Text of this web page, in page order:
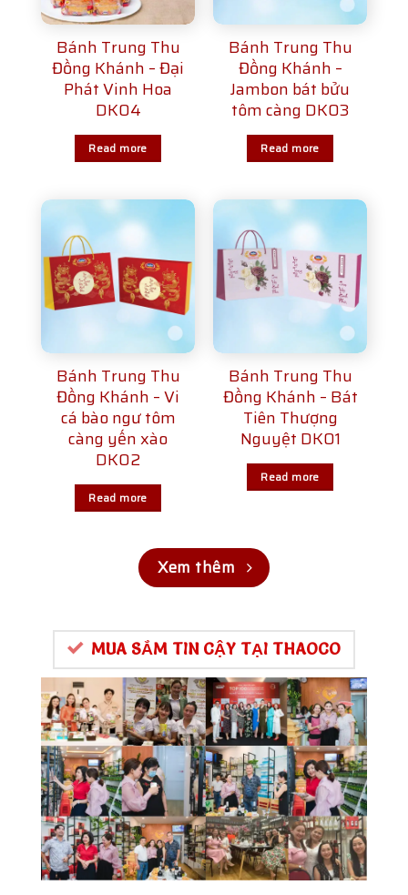
Bánh Trung Thu
Đồng Khánh – Đại
Phát Vinh Hoa
DK04
Read more
Bánh Trung Thu
Đồng Khánh –
Jambon bát bửu
tôm càng DK03
Read more
Bánh Trung Thu
Đồng Khánh – Vi
cá bào ngư tôm
càng yến xào
DK02
Read more
Bánh Trung Thu
Đồng Khánh – Bát
Tiên Thượng
Nguyệt DK01
Read more
Xem thêm
MUA SẮM TIN CẬY TẠI THAOCO